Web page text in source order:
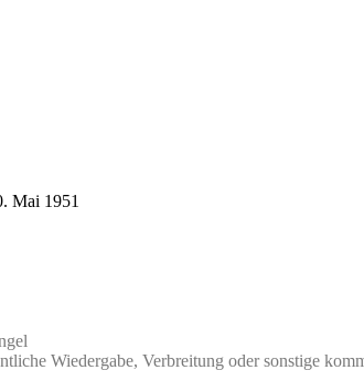
Mai 1951
Wiedergabe, Verbreitung oder sonstige